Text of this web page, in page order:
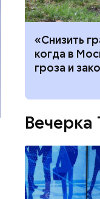
«Снизить
когда в
гроза и
Вечерка